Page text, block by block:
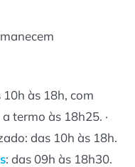
10h às 18h, com
termo às 18h25. ·
das 10h às 18h.
: das 09h às 18h30.